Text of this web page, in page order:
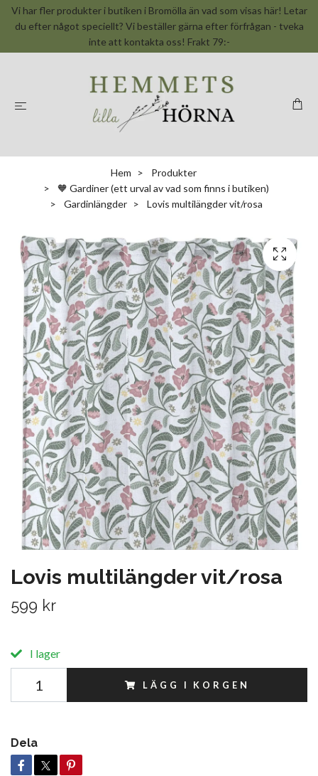
Vi har fler produkter i butiken i Bromölla än vad som visas här! Letar
du efter något speciellt? Vi beställer gärna efter förfrågan - tveka
inte att kontakta oss! Frakt 79:-
Hem
Produkter
🧡 Gardiner (ett urval av vad som finns i butiken)
Gardinlängder
Lovis multilängder vit/rosa
Lovis multilängder vit/rosa
599 kr
I lager
LÄGG I KORGEN
Dela